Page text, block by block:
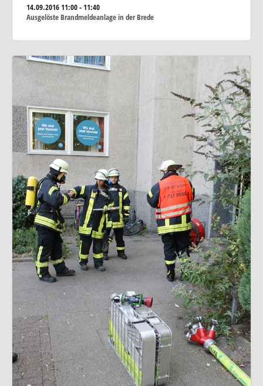
14.09.201611:00 - 11:40
Ausgelöste Brandmeldeanlage in der Brede